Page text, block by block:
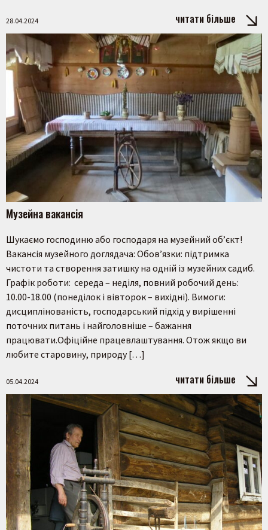
Пошук на сайті
Шукати
28.04.2024 читати більше
Музейна вакансія
Шукаємо господиню або господаря на музейний об’єкт!
Вакансія музейного доглядача: Обов’язки: підтримка
чистоти та створення затишку на одній із музейних садиб.
Графік роботи: середа – неділя, повний робочий день:
10.00-18.00 (понеділок і вівторок – вихідні). Вимоги:
дисциплінованість, господарський підхід у вирішенні
поточних питань і найголовніше – бажання
працювати.Офіційне працевлаштування. Отож якщо ви
любите старовину, природу […]
05.04.2024 читати більше